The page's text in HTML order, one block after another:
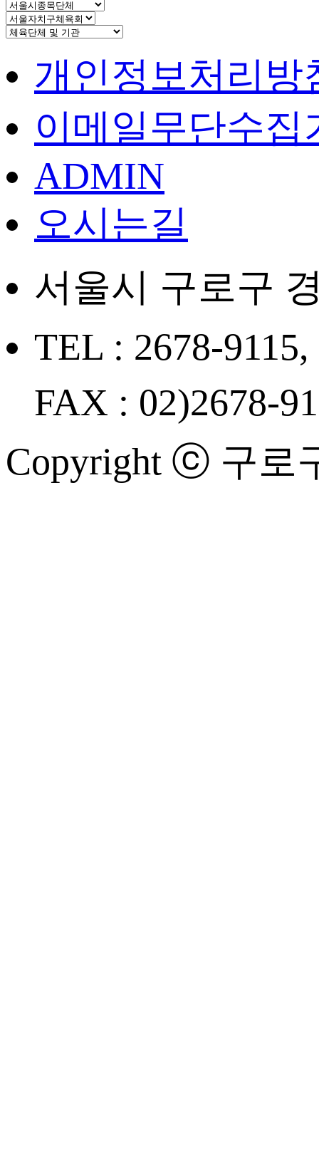
개인정보처리방
이메일무단수집
ADMIN
오시는길
서울시 구로구
TEL : 2678-9115,
FAX : 02)2678-
Copyright ⓒ 구로